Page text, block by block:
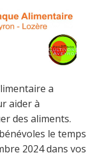
a
aider à
des aliments.
le temps
2024 dans vos